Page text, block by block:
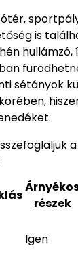
is
hullámzó,
sétányok
részek
Igen